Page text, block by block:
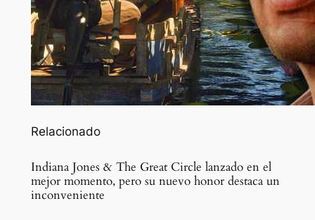
Relacionado
Indiana Jones & The Great Circle lanzado en el
mejor momento, pero su nuevo honor destaca un
inconveniente